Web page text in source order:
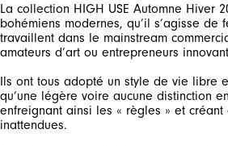
La collection HIGH USE Automne Hiver
bohémiens modernes, qu’il s’agisse de
travaillent dans le mainstream
amateurs d’art ou entrepreneurs
Ils ont tous adopté un style de vie libre
qu’une légère voire aucune distinction
enfreignant ainsi les « règles » et créant
inattendues.